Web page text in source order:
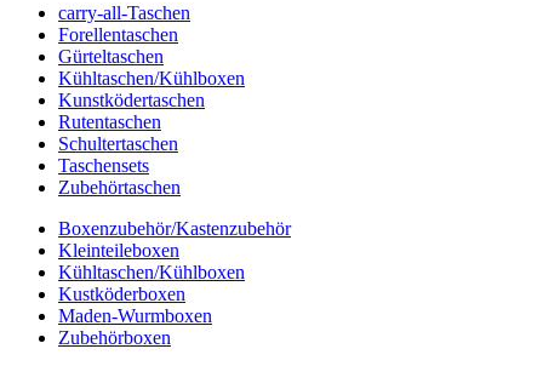
carry-all-Taschen
Forellentaschen
Gürteltaschen
Kühltaschen/Kühlboxen
Kunstködertaschen
Rutentaschen
Schultertaschen
Taschensets
Zubehörtaschen
Boxenzubehör/Kastenzubehör
Kleinteileboxen
Kühltaschen/Kühlboxen
Kustköderboxen
Maden-Wurmboxen
Zubehörboxen